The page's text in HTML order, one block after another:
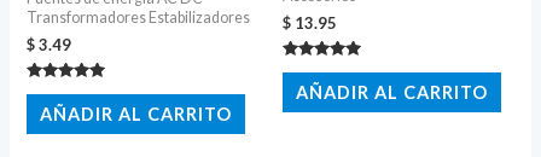
Transformadores Estabilizadores
$3.49
Valorado
con
5.00
de 5
AÑADIR AL CARRITO
$ 13.95
Valorado
con
5.00
de 5
AÑADIR AL CARRITO